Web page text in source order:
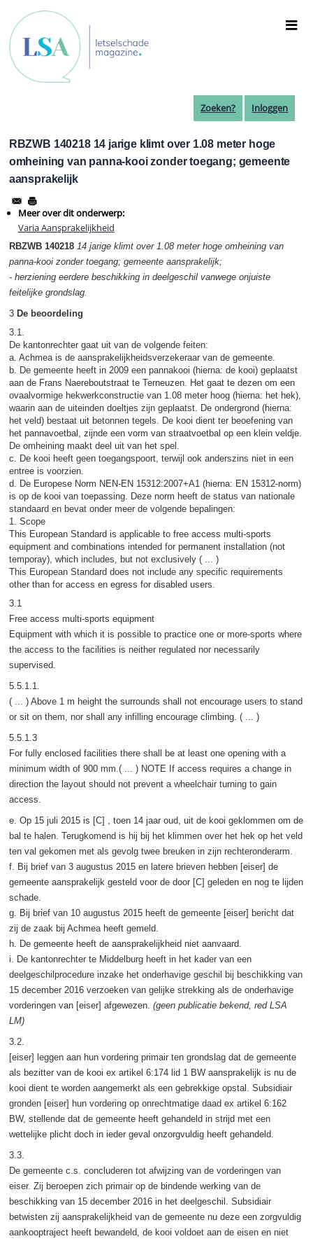
naar
de
inhoud
gaan
Zoeken? Inloggen
RBZWB 140218 14 jarige klimt over 1.08 meter hoge
omheining van panna-kooi zonder toegang; gemeente
aansprakelijk
Meer over dit onderwerp:
Varia Aansprakelijkheid
RBZWB 14021814 jarige klimt over 1.08 meter hoge omheining van
panna-kooi zonder toegang; gemeente aansprakelijk;
- herziening eerdere beschikking in deelgeschil vanwege onjuiste
feitelijke grondslag.
3 De beoordeling
3.1.
De kantonrechter gaat uit van de volgende feiten:
a. Achmea is de aansprakelijkheidsverzekeraar van de gemeente.
b. De gemeente heeft in 2009 een pannakooi (hierna: de kooi) geplaatst
aan de Frans Naereboutstraat te Terneuzen. Het gaat te dezen om een
ovaalvormige hekwerkconstructie van 1.08 meter hoog (hierna: het hek),
waarin aan de uiteinden doeltjes zijn geplaatst. De ondergrond (hierna:
het veld) bestaat uit betonnen tegels. De kooi dient ter beoefening van
het pannavoetbal, zijnde een vorm van straatvoetbal op een klein veldje.
De omheining maakt deel uit van het spel.
c. De kooi heeft geen toegangspoort, terwijl ook anderszins niet in een
entree is voorzien.
d. De Europese Norm NEN-EN 15312:2007+A1 (hierna: EN 15312-norm)
is op de kooi van toepassing. Deze norm heeft de status van nationale
standaard en bevat onder meer de volgende bepalingen:
1. Scope
This European Standard is applicable to free access multi-sports
equipment and combinations intended for permanent installation (not
temporay), which includes, but not exclusively ( ... )
This European Standard does not include any specific requirements
other than for access en egress for disabled users.
3.1
Free access multi-sports equipment
Equipment with which it is possible to practice one or more-sports where
the access to the facilities is neither regulated nor necessarily
supervised.
5.5.1.1.
( ... ) Above 1 m height the surrounds shall not encourage users to stand
or sit on them, nor shall any infilling encourage climbing. ( ... )
5.5.1.3
For fully enclosed facilities there shall be at least one opening with a
minimum width of 900 mm.( ... ) NOTE If access requires a change in
direction the layout should not prevent a wheelchair turning to gain
access.
e. Op 15 juli 2015 is [C] , toen 14 jaar oud, uit de kooi geklommen om de
bal te halen. Terugkomend is hij bij het klimmen over het hek op het veld
ten val gekomen met als gevolg twee breuken in zijn rechteronderarm.
f. Bij brief van 3 augustus 2015 en latere brieven hebben [eiser] de
gemeente aansprakelijk gesteld voor de door [C] geleden en nog te lijden
schade.
g. Bij brief van 10 augustus 2015 heeft de gemeente [eiser] bericht dat
zij de zaak bij Achmea heeft gemeld.
h. De gemeente heeft de aansprakelijkheid niet aanvaard.
i. De kantonrechter te Middelburg heeft in het kader van een
deelgeschilprocedure inzake het onderhavige geschil bij beschikking van
15 december 2016 verzoeken van gelijke strekking als de onderhavige
vorderingen van [eiser] afgewezen. (geen publicatie bekend, red LSA
LM)
3.2.
[eiser] leggen aan hun vordering primair ten grondslag dat de gemeente
als bezitter van de kooi ex artikel 6:174 lid 1 BW aansprakelijk is nu de
kooi dient te worden aangemerkt als een gebrekkige opstal. Subsidiair
gronden [eiser] hun vordering op onrechtmatige daad ex artikel 6:162
BW, stellende dat de gemeente heeft gehandeld in strijd met een
wettelijke plicht doch in ieder geval onzorgvuldig heeft gehandeld.
3.3.
De gemeente c.s. concluderen tot afwijzing van de vorderingen van
eiser. Zij beroepen zich primair op de bindende werking van de
beschikking van 15 december 2016 in het deelgeschil. Subsidiair
betwisten zij aansprakelijkheid van de gemeente nu deze een zorgvuldig
aankooptraject heeft bewandeld, de kooi voldoet aan de eisen en niet